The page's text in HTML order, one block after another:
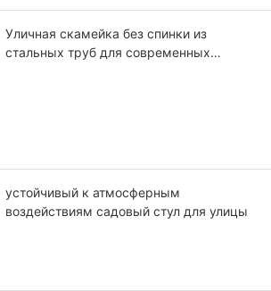
Уличная скамейка без спинки из
стальных труб для современных
устойчивый к атмосферным
воздействиям садовый стул для улицы